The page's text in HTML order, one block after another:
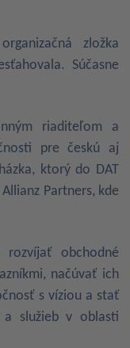
zložka
Súčasne
riaditeľom a
pre českú aj
ktorý do DAT
Partners, kde
obchodné
načúvať ich
s víziou a stať
a služieb v oblasti